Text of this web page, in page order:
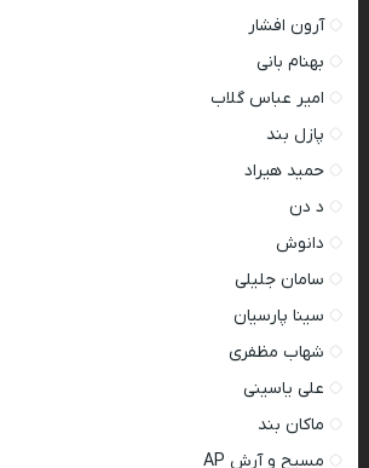
آرون افشار
بهنام بانی
امیر عباس گلاب
پازل بند
حمید هیراد
د دن
دانوش
سامان جلیلی
سینا پارسیان
شهاب مظفری
علی یاسینی
ماکان بند
مسیح و آرش AP